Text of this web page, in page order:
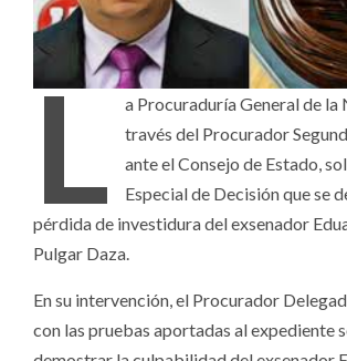
L
a Procuraduría General de la
través del Procurador
ante el Consejo de Estado,
Especial de Decisión que se
pérdida de investidura del exsenador
Pulgar Daza.
En su intervención, el Procurador
con las pruebas aportadas al expediente